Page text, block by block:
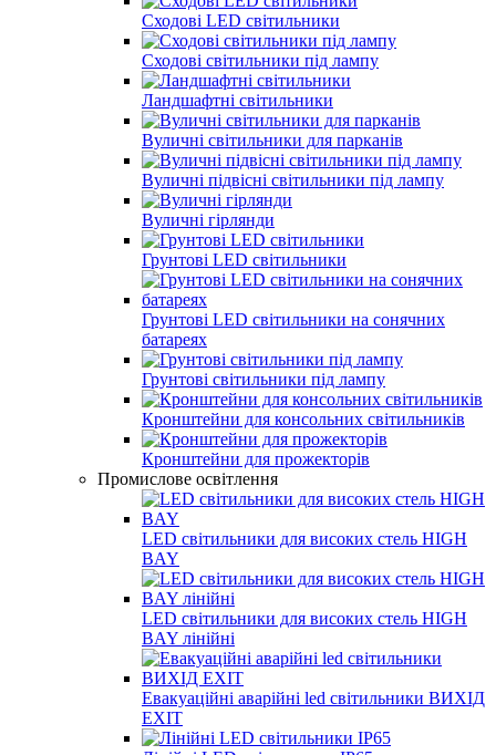
Сходові LED світильники
Сходові світильники під лампу
Ландшафтні світильники
Вуличні світильники для парканів
Вуличні підвісні світильники під лампу
Вуличні гірлянди
Грунтові LED світильники
Грунтові LED світильники на сонячних
батареях
Грунтові світильники під лампу
Кронштейни для консольних світильників
Кронштейни для прожекторів
Промислове освітлення
LED світильники для високих стель HIGH
BAY
LED світильники для високих стель HIGH
BAY лінійні
Евакуаційні аварійні led світильники ВИХІД
EXIT